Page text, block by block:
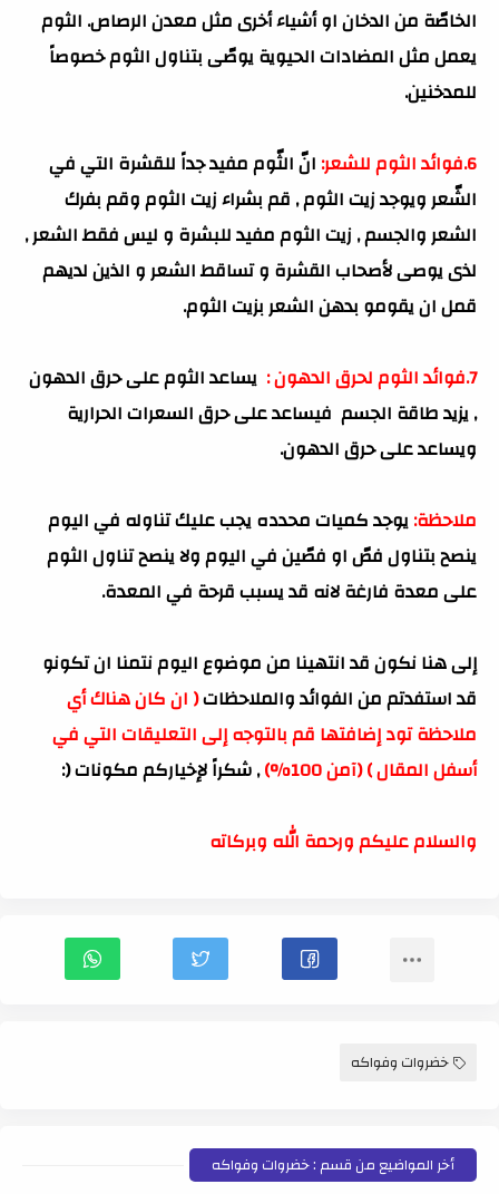
الخاصّة من الدخان او أشياء أخرى مثل معدن الرصاص. الثوم
يعمل مثل المضادات الحيوية يوصّى بتناول الثوم خصوصاً
للمدخنين.
6.فوائد الثوم للشعر:
انّ الثّوم مفيد جداً للقشرة التي في
الشّعر ويوجد زيت الثوم , قم بشراء زيت الثوم وقم بفرك
الشعر والجسم , زيت الثوم مفيد للبشرة و ليس فقط الشعر ,
لذى يوصى لأصحاب القشرة و تساقط الشعر و الذين لديهم
قمل ان يقومو بدهنالشعر بزيت الثوم.
7.فوائد الثوم لحرق الدهون :
يساعد الثوم على حرق الدهون
, يزيد طاقة الجسم فيساعد على حرق السعرات الحرارية
ويساعد على حرق الدهون.
ملاحظة:يوجد كميات محدده يجب عليك تناوله في اليوم
ينصح بتناول فصّ او فصّين في اليوم ولا ينصح تناول الثوم
على معدة فارغة لانه قد يسبب قرحة في المعدة.
إلى هنا نكون قد انتهينا من موضوع اليوم نتمنا ان تكونو
قد استفدتم من الفوائد والملاحظات( ان كان هناك أي
ملاحظة تود إضافتها قم بالتوجه إلى التعليقات التي في
أسفل المقال ) (آمن 100%)
, شكراً لإخياركم مكونات (:
والسلام عليكم ورحمة الله وبركاته
خضروات وفواكه
أخر المواضيع من قسم : خضروات وفواكه